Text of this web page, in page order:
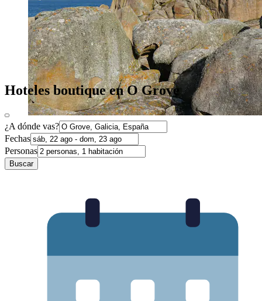
Hoteles boutique en O Grove
¿A dónde vas?
Fechas
Personas
Buscar